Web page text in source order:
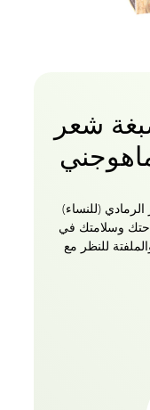
شعر
الرمادي (للنساء)
وسلامتك في
للنظر مع
للشعر الرمادي وهو سهل